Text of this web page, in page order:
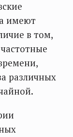
имеют
в том,
различных